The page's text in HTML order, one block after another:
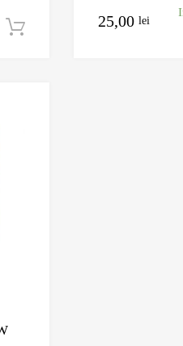
Adaugă în coș
25,00 lei